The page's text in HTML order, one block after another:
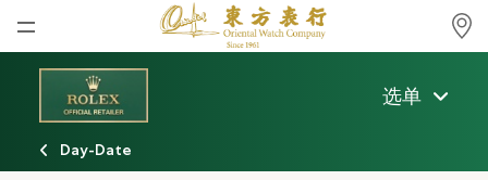
首页
最新消息
腕表资讯
选单
Day-Date